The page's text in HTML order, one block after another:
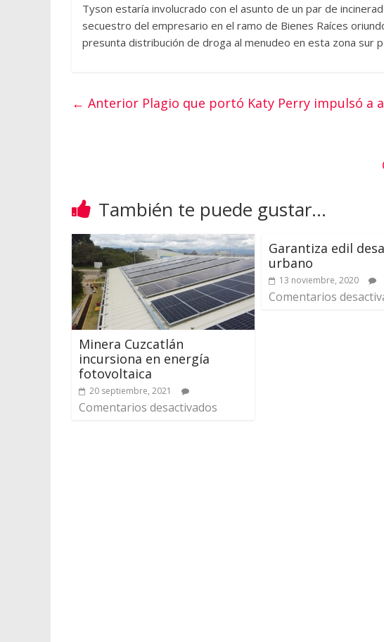
Tyson estaría involucrado con el asunto de un par de
secuestro del empresario en el ramo de Bienes Raíces
presunta distribución de droga al menudeo en esta zona sur
← Anterior Plagio que portó Katy Perry impulsó a
También te puede gustar...
Minera Cuzcatlán
incursiona en energía
fotovoltaica
20 septiembre, 2021
Comentarios desactivados
Garantiza edil
urbano
13 noviembre, 2020
Comentarios